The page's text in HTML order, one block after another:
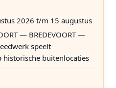
2026 t/m 15 augustus
— BREDEVOORT —
speelt
historische buitenlocaties